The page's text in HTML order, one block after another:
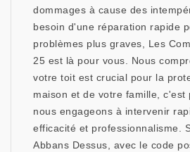
dommages à cause des
besoin d'une réparation rapide
problèmes plus graves, Les
25 est là pour vous. Nous
votre toit est crucial pour la
maison et de votre famille, c'est
nous engageons à intervenir
efficacité et professionnalisme.
Abbans Dessus, avec le code